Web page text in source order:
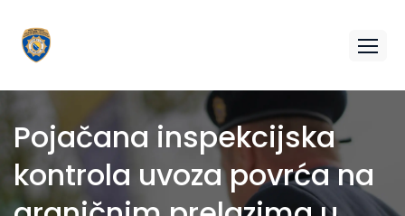
Pojačana inspekcijska
kontrola uvoza povrća na